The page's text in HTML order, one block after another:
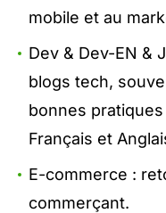
mobile et au
Dev & Dev-EN &
blogs tech,
bonnes
Français et
E-commerce :
commerçant.